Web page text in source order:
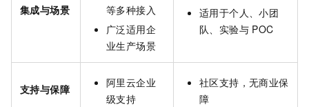
集成与场景
等多种接入
广泛适用企
业生产场景
适用于个人、小团
队、实验与 POC
支持与保障
阿里云企业
级支持
社区支持，无商业保
障